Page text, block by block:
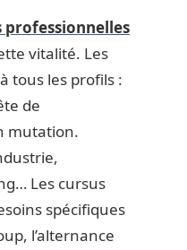
vitalité. Les
tous les profils :
de
mutation.
Les cursus
spécifiques
l’alternance